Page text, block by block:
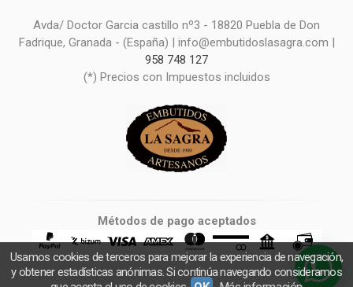
Avda/ Doctor Garcia castillo nº3 - 18820 Puebla de Don
Fadrique, Granada - (España) | info@embutidoslasagra.com |
958 748 127
(*) Precios con Impuestos incluidos
Métodos de pago aceptados
Usamos cookies de terceros para mejorar la experiencia de navegación,
y obtener estadísticas anónimas. Si continúa navegando consideramos